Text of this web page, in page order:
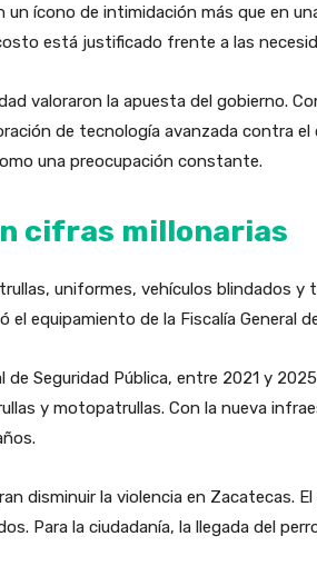
ícono de intimidación más que en
está justificado frente a las
valoraron la apuesta del gobierno.
de tecnología avanzada contra
una preocupación constante.
cifras millonarias
uniformes, vehículos blindados y
equipamiento de la Fiscalía General
Seguridad Pública, entre 2021 y
y motopatrullas. Con la nueva
disminuir la violencia en Zacatecas.
Para la ciudadanía, la llegada del